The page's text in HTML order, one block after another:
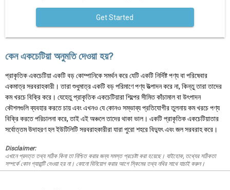
Get Started
কেন একচেটিয়া অনুমতি দেওয়া হয়?
প্রাকৃতিক একচেটিয়া একটি বড় কোম্পানিকে সমর্থন করে যেটি একটি নির্দিষ্ট পণ্য বা পরিষেবার
একমাত্র সরবরাহকারী। তারা শুধুমাত্র একটি বড় পরিমাণে পণ্য উত্পাদন করে না, কিন্তু তারা তাদের
কম খরচে বিক্রি করে। যেহেতু প্রাকৃতিক একচেটিয়ারা শিল্পের সীমিত কাঁচামাল বা উৎপাদন
কৌশলগুলি ব্যবহার করতে চায় এবং এখনও যে কোনও সম্ভাব্য প্রতিযোগীর তুলনায় কম খরচে পণ্য
বিক্রি করতে পরিচালনা করে, তাই এই অঞ্চলে তাদের থাকা ভাল। একটি প্রাকৃতিক একচেটিয়াতার
সর্বোত্তম উদাহরণ হল ইউটিলিটি সরবরাহকারীরা যারা পুরো শহরে বিদ্যুৎ এবং জল সরবরাহ করে।
Disclaimer:
এখানে প্রদত্ত তথ্য সঠিক কিনা তা নিশ্চিত করার জন্য সমস্ত প্রচেষ্টা করা হয়েছে। যাইহোক, তথ্যের সঠিকতা
সম্পর্কে কোন গ্যারান্টি দেওয়া হয় না। কোনো বিনিয়োগ করার আগে স্কিমের তথ্য নথির সাথে যাচাই করুন।